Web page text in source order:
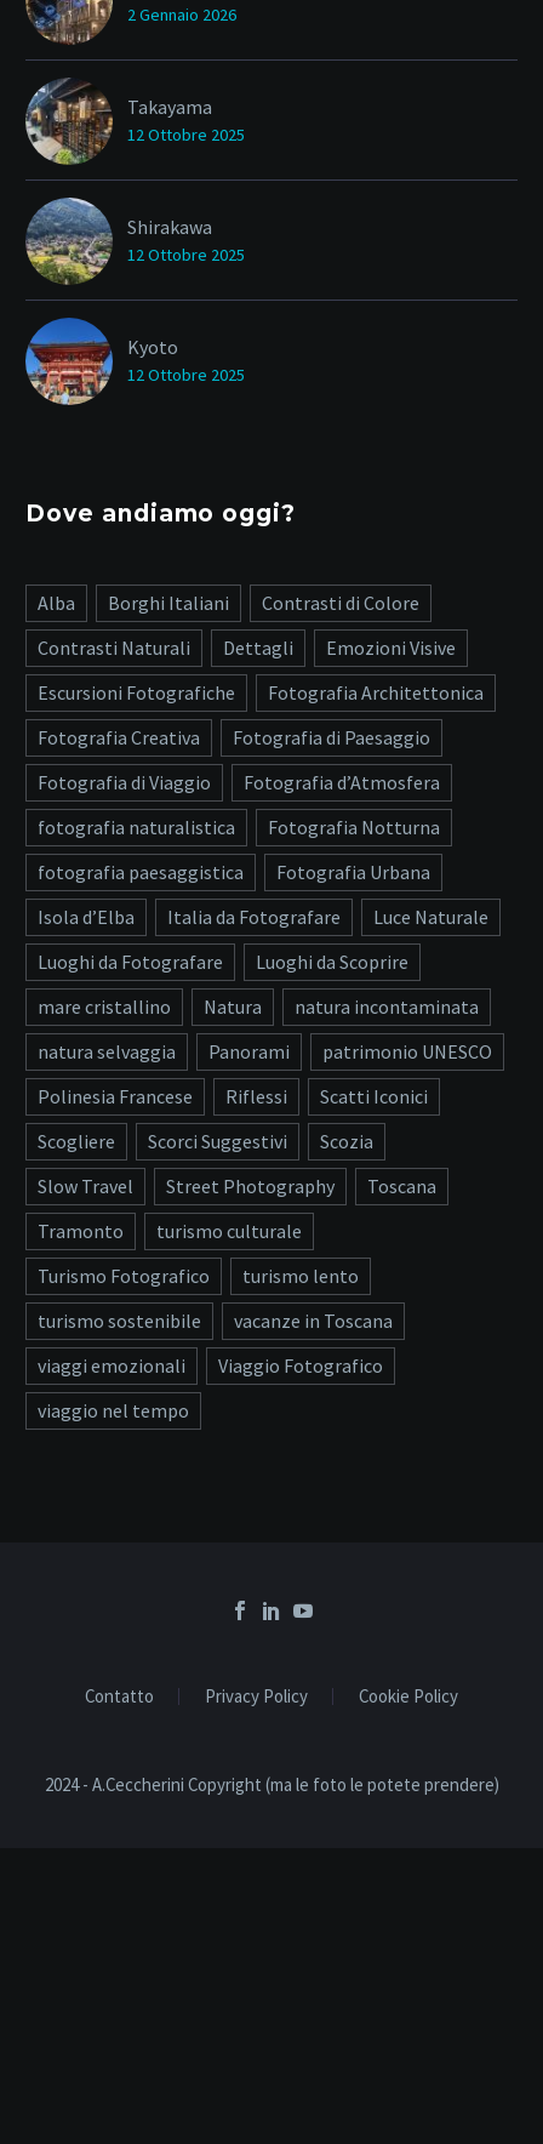
2 Gennaio 2026
Takayama
12 Ottobre 2025
Shirakawa
12 Ottobre 2025
Kyoto
12 Ottobre 2025
Dove andiamo oggi?
Alba Borghi Italiani
Contrasti di Colore
Contrasti Naturali
Dettagli
Emozioni Visive
Escursioni Fotografiche
Fotografia Architettonica
Fotografia Creativa
Fotografia di Paesaggio
Fotografia di Viaggio
Fotografia d’Atmosfera
fotografia naturalistica
Fotografia Notturna
fotografia paesaggistica
Fotografia Urbana
Isola d’Elba
Italia da Fotografare
Luce Naturale
Luoghi da Fotografare
Luoghi da Scoprire
mare cristallino
Natura
natura incontaminata
natura selvaggia
Panorami
patrimonio UNESCO
Polinesia Francese
Riflessi
Scatti Iconici
Scogliere
Scorci Suggestivi
Scozia
Slow Travel
Street Photography
Toscana
Tramonto
turismo culturale
Turismo Fotografico
turismo lento
turismo sostenibile
vacanze in Toscana
viaggi emozionali
Viaggio Fotografico
viaggio nel tempo
Contatto Privacy Policy Cookie Policy
2024 - A.Ceccherini Copyright (ma le foto le potete prendere)